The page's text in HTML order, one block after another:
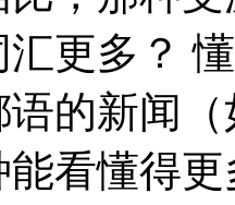
更多？
的新闻
看懂得更